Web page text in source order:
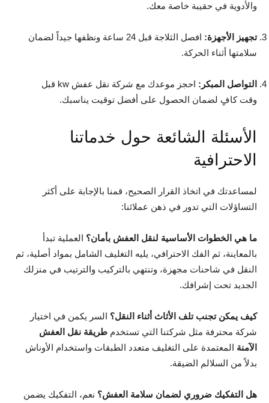
والأدوية في حقيبة خاصة معك.
تجهيز الأجهزة:
افصل الثلاجة قبل 24 ساعة ونظفها جيداً لضمان
سلامتها أثناء الحركة.
التواصل المبكر:
احجز موعدك مع شركة نقل عفش kw قبل
وقت كافٍ لضمان الحصول على أفضل توقيت يناسبك.
الأسئلة الشائعة حول خدماتنا
الاحترافية
لمساعدتك في اتخاذ القرار الصحيح، قمنا بالإجابة على أكثر
التساؤلات التي تدور في ذهن عملائنا:
ما هي الخطوات الأساسية لنقل العفش بأمان؟ العملية تبدأ
بالمعاينة، ثم الفك الاحترافي، يليه التغليف الشامل بمواد أصلية، ثم
النقل في شاحنات مجهزة، وتنتهي بالتركيب والترتيب في منزلك
الجديد تحت إشرافك.
كيف يمكن تجنب تلف الأثاث أثناء النقل؟ السر يكمن في اختيار
شركة محترفة مثل شركتنا التي تستخدم طريقة نقل العفش
الآمنة المعتمدة على التغليف متعدد الطبقات واستخدام الأوناش
بدلاً من السلالم الضيقة.
هل التفكيك ضروري لضمان سلامة العفش؟ نعم، التفكيك يضمن